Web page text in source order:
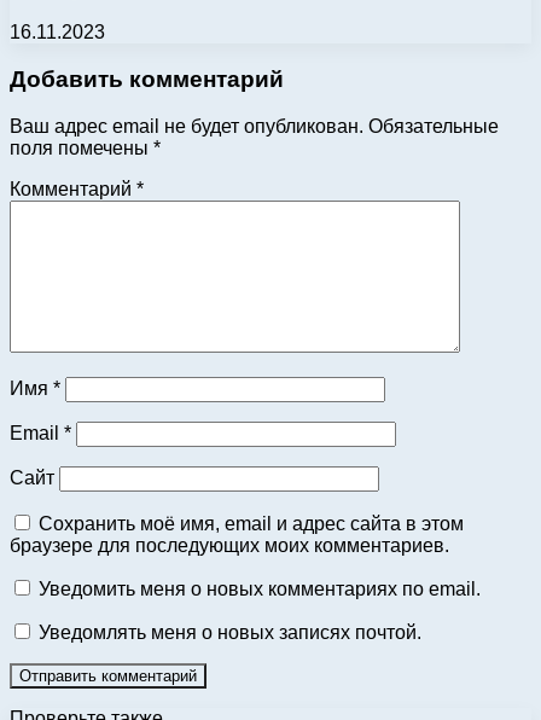
16.11.2023
Добавить комментарий
Ваш адрес email не будет опубликован. Обязательные
поля помечены *
Комментарий *
Имя *
Email *
Сайт
Сохранить моё имя, email и адрес сайта в этом
браузере для последующих моих комментариев.
Уведомить меня о новых комментариях по email.
Уведомлять меня о новых записях почтой.